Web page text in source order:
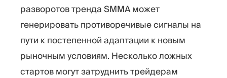
разворотов тренда SMMA может
генерировать противоречивые сигналы на
пути к постепенной адаптации к новым
рыночным условиям. Несколько ложных
стартов могут затруднить трейдерам